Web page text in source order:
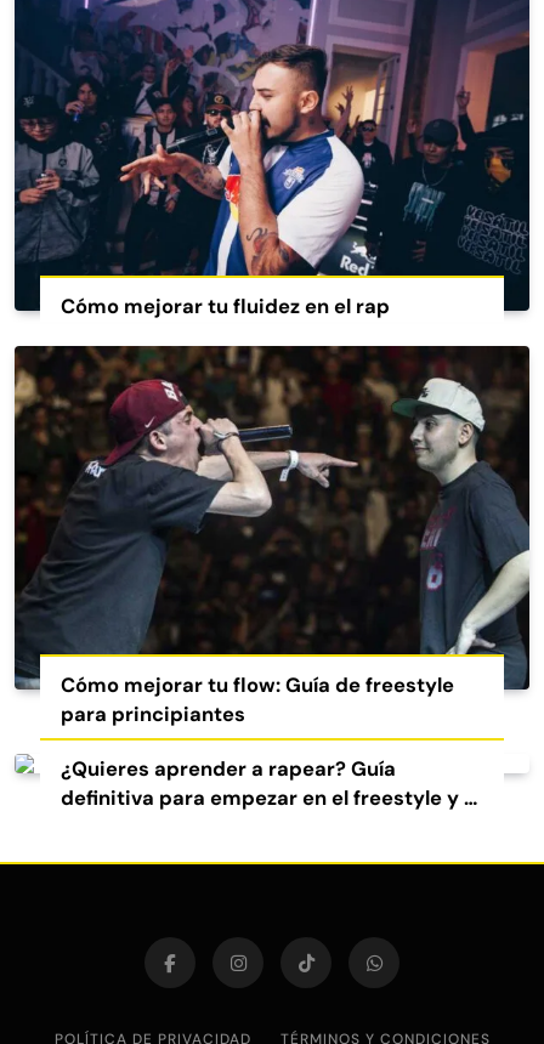
Cómo mejorar tu fluidez en el rap
Cómo mejorar tu flow: Guía de freestyle
para principiantes
¿Quieres aprender a rapear? Guía
definitiva para empezar en el freestyle y el
POLÍTICA DE PRIVACIDAD TÉRMINOS Y CONDICIONES